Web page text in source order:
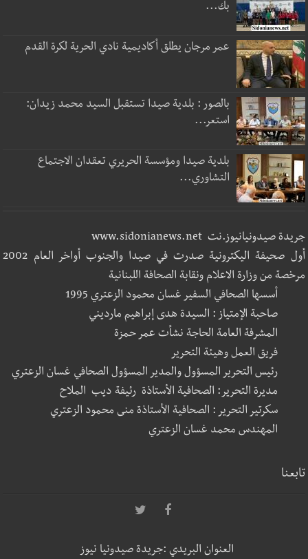
بك...
عمر مرجان يطلق أكاديمية نادي الحرية لكرة القدم
بالصور : بلدية صيدا تستقبل السيد محمد زيدان:
استعر...
بلدية صيدا ومؤسسة الحريري تعقدان الاجتماع
التشاوري...
جريدة صيدونيانيوز.نت www.sidonianews.net
أول صحيفة اليكترونية صدرت في صيدا والجنوب أواخر العام 2002
مرخصة من وزارة الاعلام ونقابة الصحافة اللبنانية
أسسها الصحافي السفير غسان محمود الزعتري 1995
صاحبة الإمتياز : السيدة هدى إبراهيم مارديني
المشرفة العامة الحاجة نشأت عمر حمزة
فريق العمل وهيئة التحرير
رئيس التحرير المسؤول والمدير المسؤول الصحافي غسان الزعتري
مديرة التحرير: الصحافية الأستاذة رئيفة ديب الملاح
سكرتير التحرير : الصحافية الأستاذة منى محمود الزعتري
المهندس محمد غسان الزعتري
تابعنا
العنوان البريدي :جريدة صيدونيا نيوز